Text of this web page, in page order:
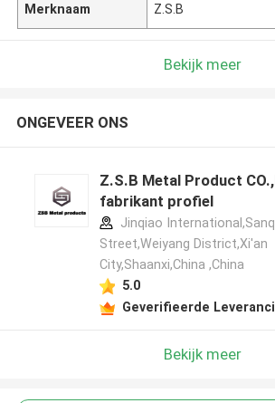
Merknaam Z.S.B
Bekijk meer
ONGEVEER ONS
Z.S.B Metal Product
fabrikant profiel
Jinqiao
Street,Weiyang District,Xi'an
City,Shaanxi,China ,China
5.0
Geverifieerde
Bekijk meer